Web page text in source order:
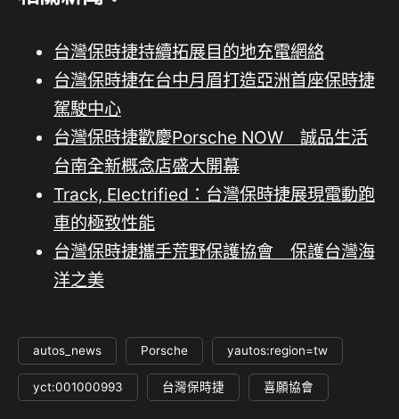
台灣保時捷持續拓展目的地充電網絡
台灣保時捷在台中月眉打造亞洲首座保時捷
駕駛中心
台灣保時捷歡慶Porsche NOW 誠品生活
台南全新概念店盛大開幕
Track, Electrified：台灣保時捷展現電動跑
車的極致性能
台灣保時捷攜手荒野保護協會 保護台灣海
洋之美
autos_news Porsche yautos:region=tw
yct:001000993 台灣保時捷 喜願協會